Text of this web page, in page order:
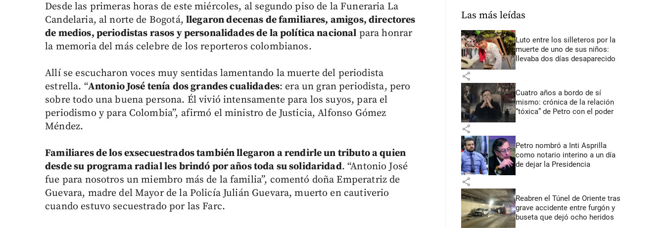
Desde las primeras horas de este miércoles, al segundo piso de la Funeraria La
Candelaria, al norte de Bogotá, llegaron decenas de familiares, amigos, directores
de medios, periodistas rasos y personalidades de la política nacional para honrar
la memoria del más celebre de los reporteros colombianos.
Allí se escucharon voces muy sentidas lamentando la muerte del periodista
estrella. “Antonio José tenía dos grandes cualidades: era un gran periodista, pero
sobre todo una buena persona. Él vivió intensamente para los suyos, para el
periodismo y para Colombia”, afirmó el ministro de Justicia, Alfonso Gómez
Méndez.
Familiares de los exsecuestrados también llegaron a rendirle un tributo a quien
desde su programa radial les brindó por años toda su solidaridad. “Antonio José
fue para nosotros un miembro más de la familia”, comentó doña Emperatriz de
Guevara, madre del Mayor de la Policía Julián Guevara, muerto en cautiverio
cuando estuvo secuestrado por las Farc.
Las más leídas
Luto entre los silleteros por la
muerte de uno de sus niños:
llevaba dos días desaparecido
share
Cuatro años a bordo de sí
mismo: crónica de la relación
“tóxica” de Petro con el poder
share
Petro nombró a Inti Asprilla
como notario interino a un día
de dejar la Presidencia
share
Reabren el Túnel de Oriente tras
grave accidente entre furgón y
buseta que dejó ocho heridos